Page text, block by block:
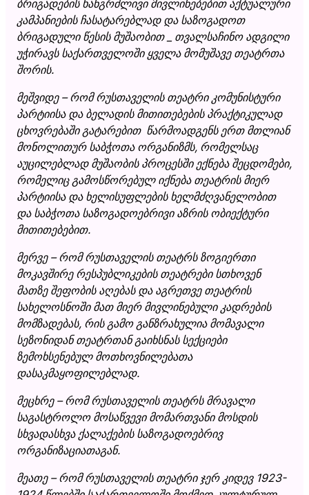
ბრიგადების ხანგრძლივი მივლინებებით აქტუალური
კამპანიების ჩასატარებლად და საზოგადოთ
ბრიგადული წესის მუშაობით _ თვალსაჩინო ადგილი
უჭირავს საქართველოში ყველა მომუშავე თეატრთა
შორის.
მეშვიდე – რომ რუსთაველის თეატრი კომუნისტური
პარტიისა და ბელადის მითითებების პრაქტიკულად
ცხოვრებაში გატარებით წარმოადგენს ერთ მთლიან
მონოლითურ საბჭოთა ორგანიზმს, რომელსაც
აუცილებლად მუშაობის პროცესში ექნება შეცდომები,
რომელიც გამოსწორებულ იქნება თეატრის მიერ
პარტიისა და ხელისუფლების ხელმძღვანელობით
და საბჭოთა საზოგადოებრივი აზრის ობიექტური
მითითებებით.
მერვე – რომ რუსთაველის თეატრს ზოგიერთი
მოკავშირე რესპუბლიკების თეატრები სთხოვენ
მათზე შეფობის აღებას და აგრეთვე თეატრის
სახელოსნოში მათ მიერ მივლინებული კადრების
მომზადებას, რის გამო განზრახულია მომავალი
სეზონიდან თეატრთან გაიხსნას სექციები
ზემოხსენებულ მოთხოვნილებათა
დასაკმაყოფილებლად.
მეცხრე – რომ რუსთაველის თეატრს მრავალი
საგასტროლო მოსაწვევი მომართვანი მოსდის
სხვადასხვა ქალაქების საზოგადოებრივ
ორგანიზაციათაგან.
მეათე – რომ რუსთაველის თეატრი ჯერ კიდევ 1923-